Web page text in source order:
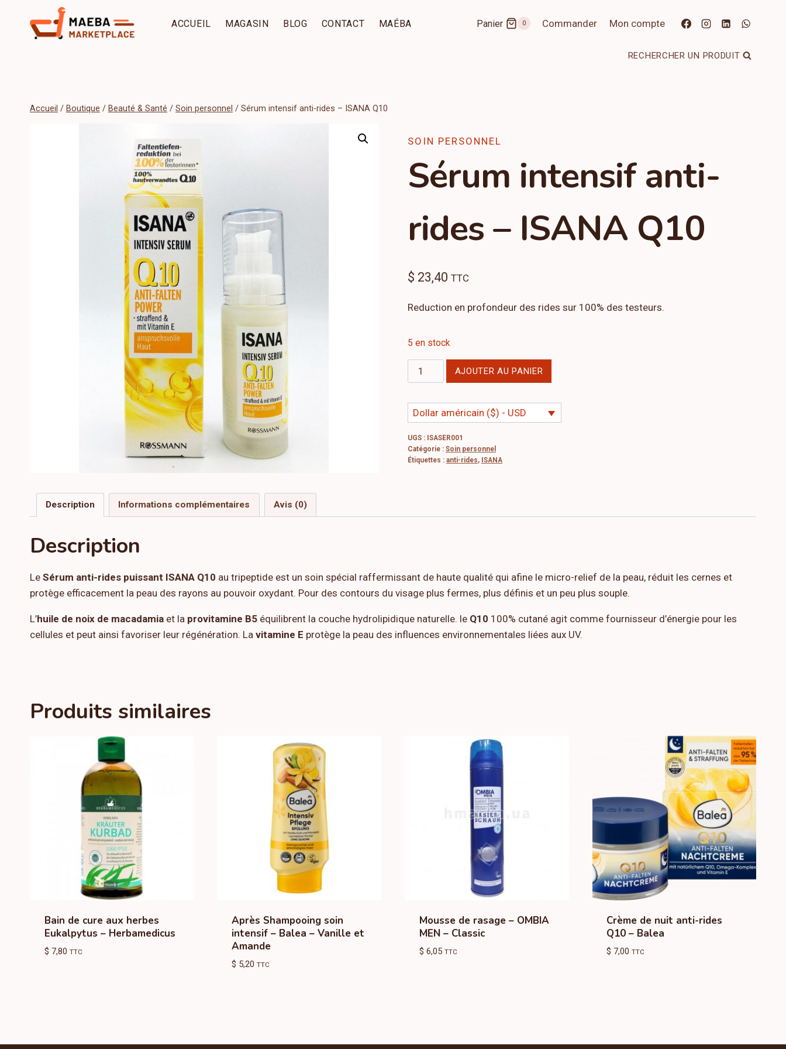
contenu
ACCUEIL MAGASIN BLOG CONTACT MAÉBA Panier 0 Commander Mon compte
RECHERCHER UN PRODUIT
Accueil / Boutique / Beauté & Santé / Soin personnel / Sérum intensif anti-rides – ISANA Q10
SOIN PERSONNEL
Sérum intensif anti-
rides – ISANA Q10
$ 23,40 TTC
Reduction en profondeur des rides sur 100% des testeurs.
5 en stock
quantité
de
intensif
rides
-
AJOUTER AU PANIER
Dollar américain ($) - USD
UGS : ISASER001
Catégorie : Soin personnel
Étiquettes : anti-rides, ISANA
Description Informations complémentaires Avis (0)
Description
Le Sérum anti-rides puissant ISANA Q10 au tripeptide est un soin spécial raffermissant de haute qualité qui afine le micro-relief de la peau, réduit les cernes et
protège efficacement la peau des rayons au pouvoir oxydant. Pour des contours du visage plus fermes, plus définis et un peu plus souple.
L’huile de noix de macadamia et la provitamine B5 équilibrent la couche hydrolipidique naturelle. le Q10 100% cutané agit comme fournisseur d’énergie pour les
cellules et peut ainsi favoriser leur régénération. La vitamine E protège la peau des influences environnementales liées aux UV.
Produits similaires
Bain de cure aux herbes
Eukalpytus – Herbamedicus
$ 7,80 TTC
Après Shampooing soin
intensif – Balea – Vanille et
Amande
$ 5,20 TTC
Mousse de rasage – OMBIA
MEN – Classic
$ 6,05 TTC
Crème de nuit anti-rides
Q10 – Balea
$ 7,00 TTC